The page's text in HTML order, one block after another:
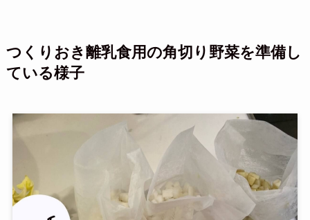
つくりおき離乳食用の角切り野菜を準備し
ている様子